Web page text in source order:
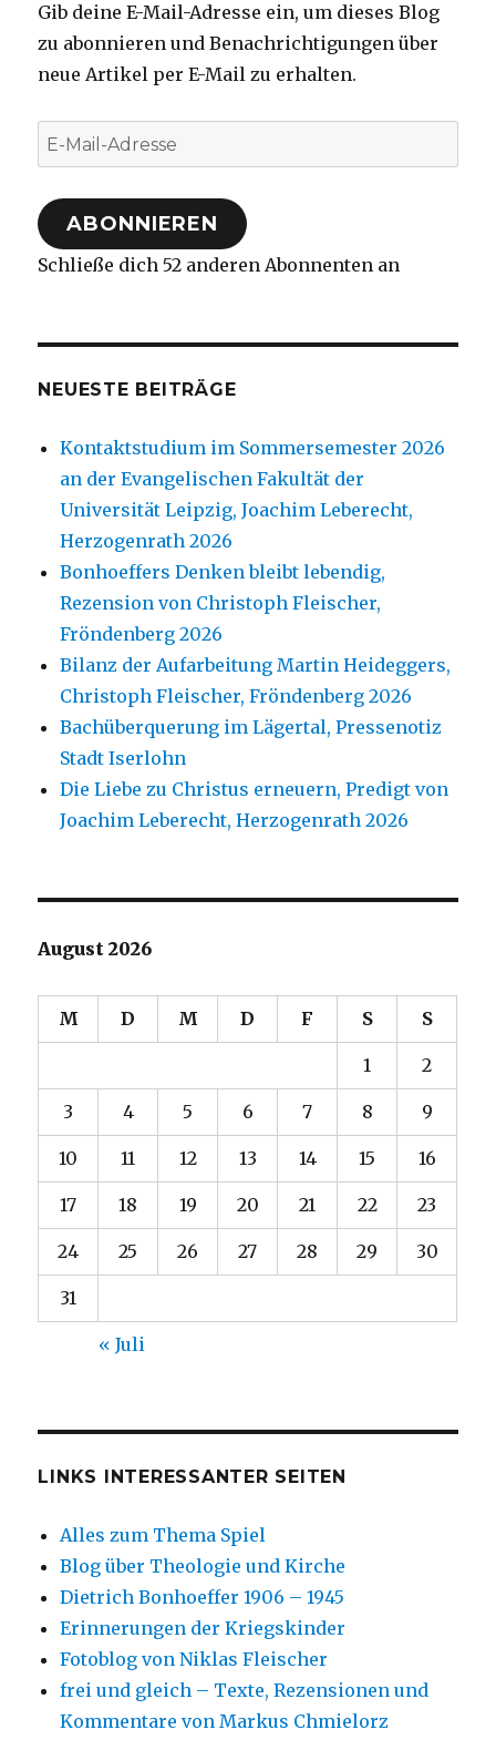
Gib deine E-Mail-Adresse ein, um dieses Blog
zu abonnieren und Benachrichtigungen über
neue Artikel per E-Mail zu erhalten.
E-
Mail-
Adresse
ABONNIEREN
Schließe dich 52 anderen Abonnenten an
NEUESTE BEITRÄGE
Kontaktstudium im Sommersemester 2026
an der Evangelischen Fakultät der
Universität Leipzig, Joachim Leberecht,
Herzogenrath 2026
Bonhoeffers Denken bleibt lebendig,
Rezension von Christoph Fleischer,
Fröndenberg 2026
Bilanz der Aufarbeitung Martin Heideggers,
Christoph Fleischer, Fröndenberg 2026
Bachüberquerung im Lägertal, Pressenotiz
Stadt Iserlohn
Die Liebe zu Christus erneuern, Predigt von
Joachim Leberecht, Herzogenrath 2026
August 2026
M D M D F S S
1 2
3 4 5 6 7 8 9
10 11 12 13 14 15 16
17 18 19 20 21 22 23
24 25 26 27 28 29 30
31
« Juli
LINKS INTERESSANTER SEITEN
Alles zum Thema Spiel
Blog über Theologie und Kirche
Dietrich Bonhoeffer 1906 – 1945
Erinnerungen der Kriegskinder
Fotoblog von Niklas Fleischer
frei und gleich – Texte, Rezensionen und
Kommentare von Markus Chmielorz